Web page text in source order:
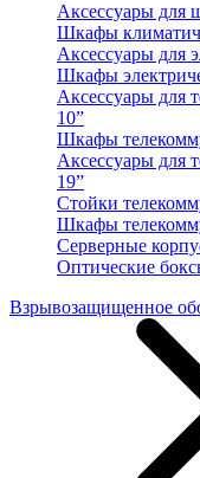
Аксессуары для
Шкафы
Аксессуары для
Шкафы
Аксессуары для
10”
Шкафы
Аксессуары для
19”
Стойки
Шкафы
Серверные
Оптические
Взрывозащищенное